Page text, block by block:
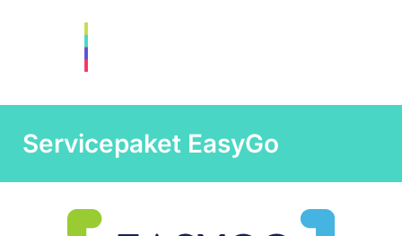
Servicepaket EasyGo